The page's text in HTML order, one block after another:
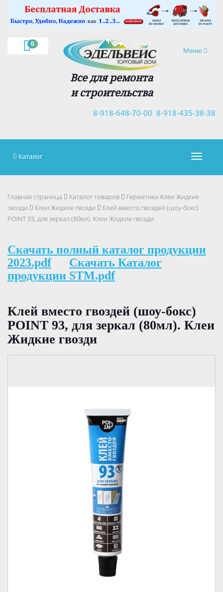
0
Навигация
Меню
Все для ремонта
и строительства
8-918-435-38-38
8-918-648-70-00
×
Каталог
Главная страница Каталог товаров
Герметики Клеи Жидкие
гвозди
Клеи Жидкие гвозди
Клей вместо гвоздей (шоу-бокс)
POINT 93, для зеркал (80мл). Клеи Жидкие гвозди
Скачать полный каталог продукции
2023.pdf
Скачать Каталог
продукции STM.pdf
Клей вместо гвоздей (шоу-бокс)
POINT 93, для зеркал (80мл). Клеи
Жидкие гвозди